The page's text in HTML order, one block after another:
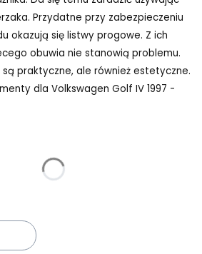
Przydatne przy zabezpieczeniu
okazują się listwy progowe. Z ich
obuwia nie stanowią problemu.
praktyczne, ale również estetyczne.
dla Volkswagen Golf IV 1997 -